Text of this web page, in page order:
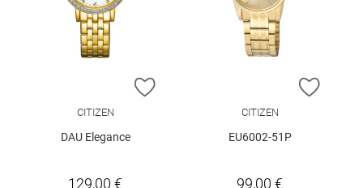
ZUR WUNSCHLISTE HINZUFÜGEN
CITIZEN
DAU Elegance
129,00 €
ZUR
CITIZEN
EU6002-51P
99,00 €